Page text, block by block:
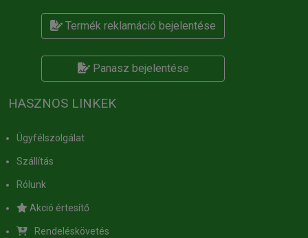
Termék reklamáció bejelentése
Panasz bejelentése
HASZNOS LINKEK
Ügyfélszolgálat
Szállítás
Rólunk
Akció értesítő
Rendeléskövetés